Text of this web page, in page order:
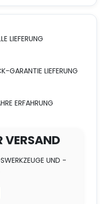
LIEFERUNG
GARANTIE LIEFERUNG
ERFAHRUNG
VERSAND
UND -